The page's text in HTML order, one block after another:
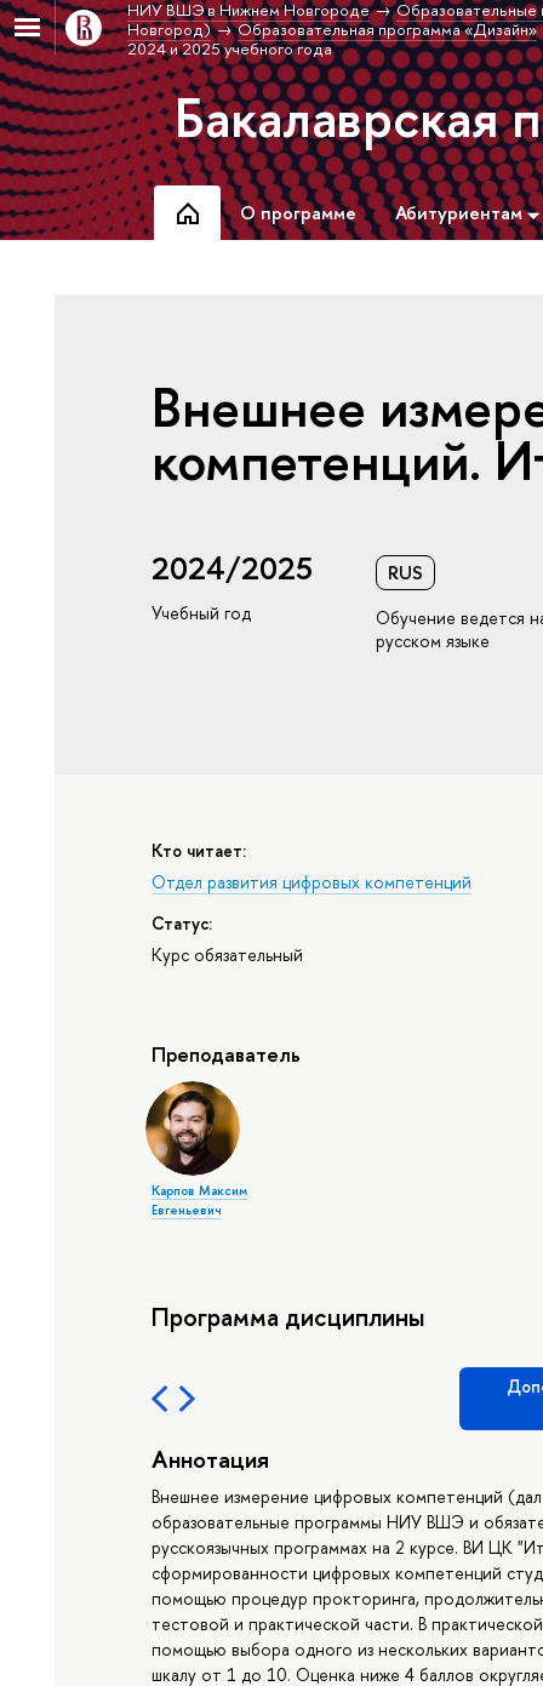
НИУ ВШЭ в Нижнем Новгороде
Образовательные
Новгород)
Образовательная программа «Дизайн»
2024 и 2025 учебного года
Бакалаврская
О программе Абитуриентам
Внешнее
компетенций.
2024/2025
Учебный год
RUS
Обучение ведется
русском языке
Кто читает:
Отдел развития цифровых компетенций
Статус:
Курс обязательный
Преподаватель
Карпов Максим
Евгеньевич
Программа дисциплины
Аннотация
Внешнее измерение цифровых компетенций
образовательные программы НИУ ВШЭ и
русскоязычных программах на 2 курсе. ВИ ЦК
сформированности цифровых компетенций
помощью процедур прокторинга,
тестовой и практической части. В
помощью выбора одного из нескольких
шкалу от 1 до 10. Оценка ниже 4 баллов